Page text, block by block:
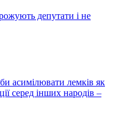
депутати і не
асимілювати лемків як
серед інших народів –